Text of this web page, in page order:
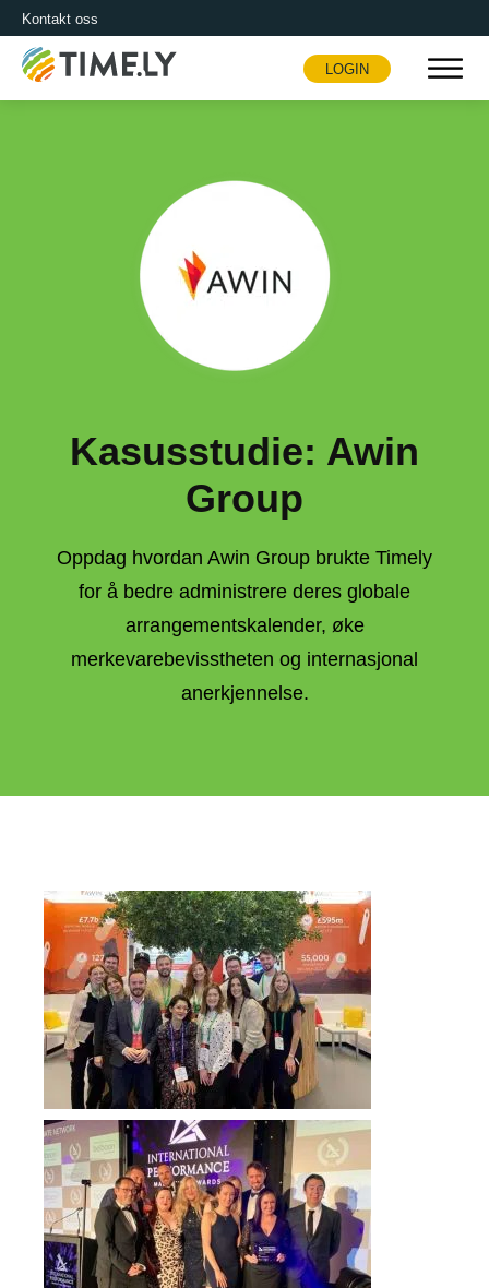
Kontakt oss
Timely
LOGIN
Kasusstudie: Awin
Group
Oppdag hvordan Awin Group brukte Timely
for å bedre administrere deres globale
arrangementskalender, øke
merkevarebevisstheten og internasjonal
anerkjennelse.